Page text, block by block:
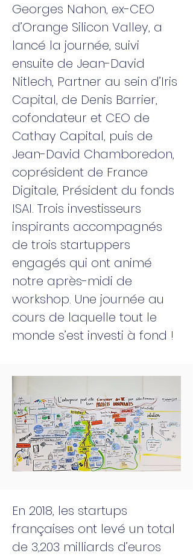
Georges Nahon, ex-CEO
d’Orange Silicon Valley, a
lancé la journée, suivi
ensuite de Jean-David
Nitlech, Partner au sein d’Iris
Capital, de Denis Barrier,
cofondateur et CEO de
Cathay Capital, puis de
Jean-David Chamboredon,
coprésident de France
Digitale, Président du fonds
ISAI. Trois investisseurs
inspirants accompagnés
de trois startuppers
engagés qui ont animé
notre après-midi de
workshop. Une journée au
cours de laquelle tout le
monde s’est investi à fond !
En 2018, les startups
françaises ont levé un total
de 3,203 milliards d’euros